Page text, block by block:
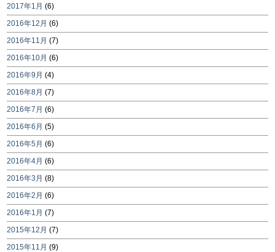
2017年1月 (6)
2016年12月 (6)
2016年11月 (7)
2016年10月 (6)
2016年9月 (4)
2016年8月 (7)
2016年7月 (6)
2016年6月 (5)
2016年5月 (6)
2016年4月 (6)
2016年3月 (8)
2016年2月 (6)
2016年1月 (7)
2015年12月 (7)
2015年11月 (9)